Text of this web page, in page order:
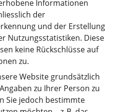
Informationen
der
und der Erstellung
Nutzungsstatistiken. Diese
keine Rückschlüsse auf
zu.
Website grundsätzlich
zu Ihrer Person zu
Sie jedoch bestimmte